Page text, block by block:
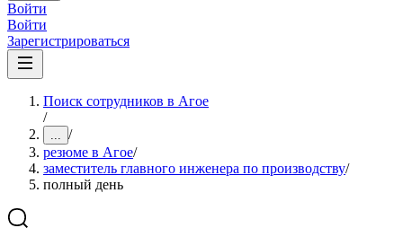
Войти
Войти
Зарегистрироваться
Поиск сотрудников в Агое
/
... /
резюме в Агое/
заместитель главного инженера по производству/
полный день